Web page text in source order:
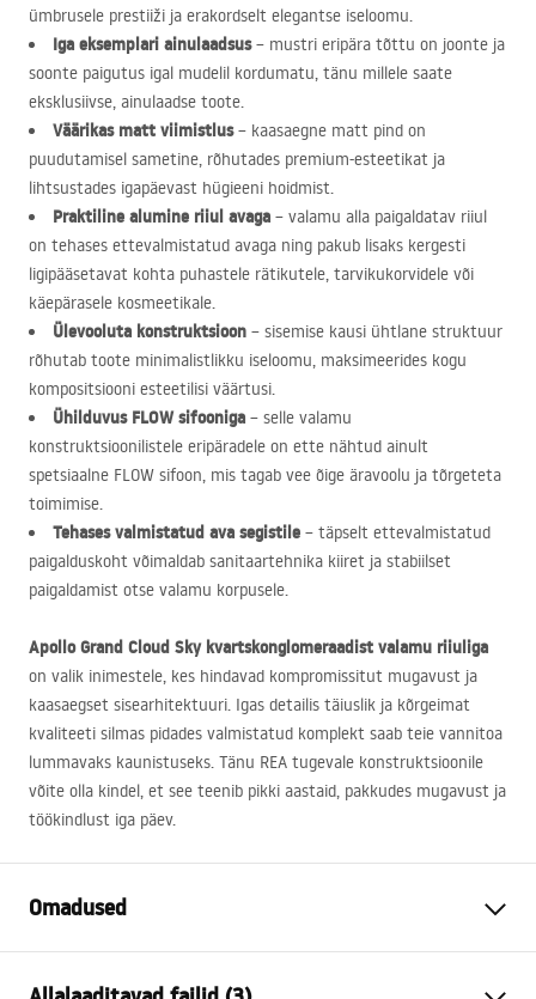
ümbrusele prestiiži ja erakordselt elegantse iseloomu.
Iga eksemplari ainulaadsus– mustri eripära tõttu on joonte ja
soonte paigutus igal mudelil kordumatu, tänu millele saate
eksklusiivse, ainulaadse toote.
Väärikas matt viimistlus– kaasaegne matt pind on
puudutamisel sametine, rõhutades premium-esteetikat ja
lihtsustades igapäevast hügieeni hoidmist.
Praktiline alumine riiul avaga – valamu alla paigaldatav riiul
on tehases ettevalmistatud avaga ning pakub lisaks kergesti
ligipääsetavat kohta puhastele rätikutele, tarvikukorvidele või
käepärasele kosmeetikale.
Ülevooluta konstruktsioon – sisemise kausi ühtlane struktuur
rõhutab toote minimalistlikku iseloomu, maksimeerides kogu
kompositsiooni esteetilisi väärtusi.
Ühilduvus FLOWsifooniga – selle valamu
konstruktsioonilistele eripäradele on ette nähtud ainult
spetsiaalne FLOW sifoon, mis tagab vee õige äravoolu ja tõrgeteta
toimimise.
Tehases valmistatud ava segistile – täpselt ettevalmistatud
paigalduskoht võimaldab sanitaartehnika kiiret ja stabiilset
paigaldamist otse valamu korpusele.
Apollo Grand Cloud Sky kvartskonglomeraadist valamu riiuliga
on valik inimestele, kes hindavad kompromissitut mugavust ja
kaasaegset sisearhitektuuri. Igas detailis täiuslik ja kõrgeimat
kvaliteeti silmas pidades valmistatud komplekt saab teie vannitoa
lummavaks kaunistuseks. Tänu REA tugevale konstruktsioonile
võite olla kindel, et see teenib pikki aastaid, pakkudes mugavust ja
töökindlust iga päev.
Omadused